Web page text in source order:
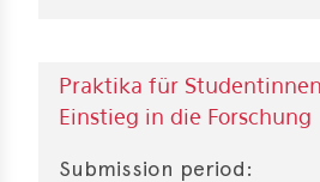
Praktika für
Einstieg in die Forschung
Submission period: